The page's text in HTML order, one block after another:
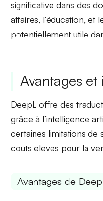
significative dans des
affaires, l’éducation, et
potentiellement utile
Avantages
DeepL offre des
grâce à l’intelligence
certaines limitations de
coûts élevés pour la
Avantages de